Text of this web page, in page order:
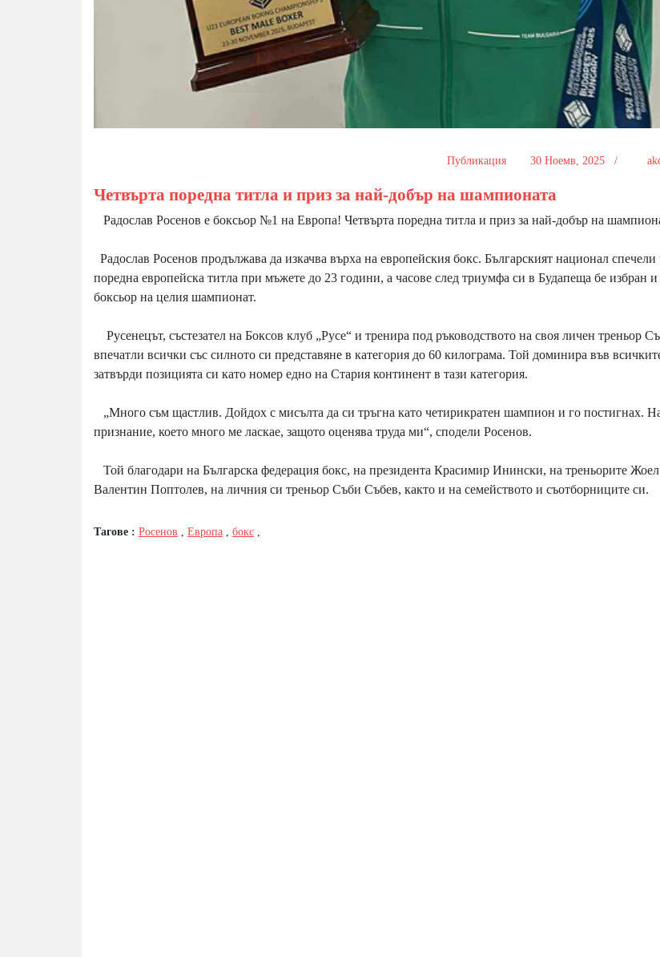
Публикация 30 Ноемв, 2025 /
Четвърта поредна титла и приз за най-добър на шампионата
Радослав Росенов е боксьор №1 на Европа! Четвърта поредна титла и приз за най-добър на
Радослав Росенов продължава да изкачва върха на европейския бокс. Българският национал спечели
поредна европейска титла при мъжете до 23 години, а часове след триумфа си в Будапеща бе избран
боксьор на целия шампионат.
Русенецът, състезател на Боксов клуб „Русе“ и тренира под ръководството на своя личен треньор
впечатли всички със силното си представяне в категория до 60 килограма. Той доминира във
затвърди позицията си като номер едно на Стария континент в тази категория.
„Много съм щастлив. Дойдох с мисълта да си тръгна като четирикратен шампион и го постигнах.
признание, което много ме ласкае, защото оценява труда ми“, сподели Росенов.
Той благодари на Българска федерация бокс, на президента Красимир Инински, на треньорите
Валентин Поптолев, на личния си треньор Съби Събев, както и на семейството и съотборниците си.
Тагове : Росенов , Европа , бокс ,